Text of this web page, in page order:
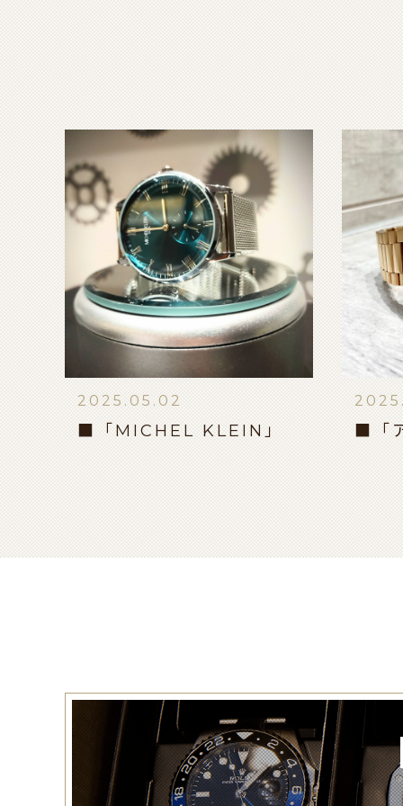
2025.05.02
■「MICHEL KLEIN」 ■「